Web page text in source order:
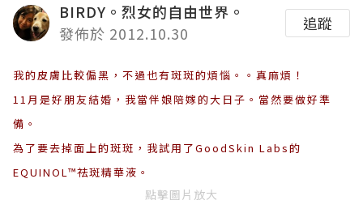
BIRDY。烈女的自由世界。
發佈於 2012.10.30
追蹤
我的皮膚比較偏黑，不過也有斑斑的煩惱。。真麻煩！
11月是好朋友結婚，我當伴娘陪嫁的大日子。當然要做好準
備。
為了要去掉面上的斑斑，我試用了GoodSkin Labs的
EQUINOL™祛斑精華液。
點擊圖片放大